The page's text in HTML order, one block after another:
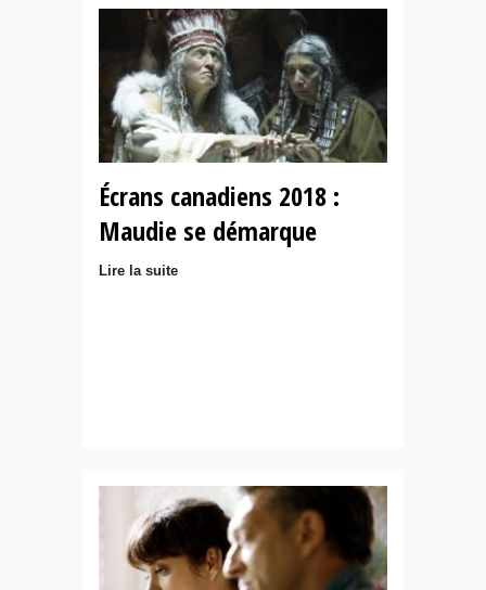
Écrans canadiens 2018 :
Maudie se démarque
Lire la suite